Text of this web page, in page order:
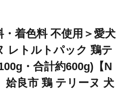
・着色料 不使用＞愛犬
レトルトパック 鶏テ
・合計約600g)【N
姶良市 鶏 テリーヌ 犬